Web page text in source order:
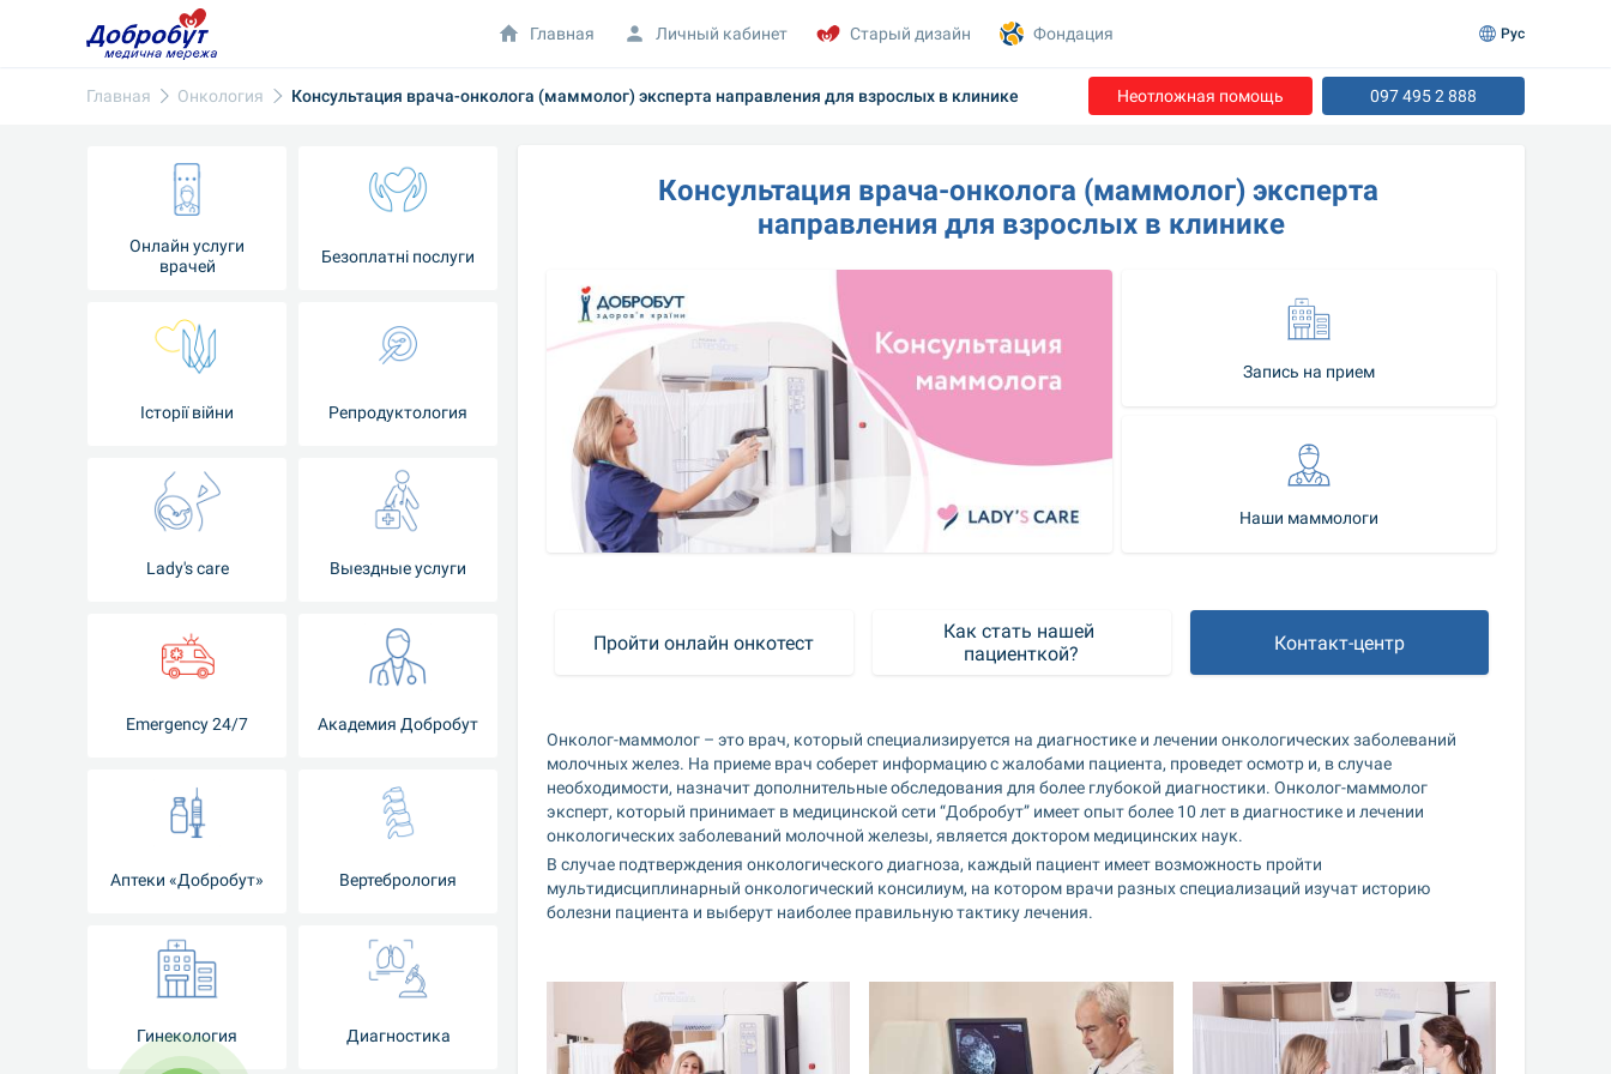
Главная Онкология Консультация врача-онколога (маммолог) эксперта направления для взрослых в клинике Неотложная помощь 097 495 2 888
Онлайн услуги
врачей
Безоплатні послуги
Iсторії війни Репродуктология
Lady's care Выездные услуги
Emergency 24/7 Академия Добробут
Аптеки «Добробут» Вертебрология
Гинекология Диагностика
Консультация врача-онколога (маммолог) эксперта
направления для взрослых в клинике
Запись на прием
Наши маммологи
Пройти онлайн онкотест
Как стать нашей
пациенткой?
Контакт-центр
Онколог-маммолог – это врач, который специализируется на диагностике и лечении онкологических заболеваний
молочных желез. На приеме врач соберет информацию с жалобами пациента, проведет осмотр и, в случае
необходимости, назначит дополнительные обследования для более глубокой диагностики. Онколог-маммолог
эксперт, который принимает в медицинской сети “Добробут” имеет опыт более 10 лет в диагностике и лечении
онкологических заболеваний молочной железы, является доктором медицинских наук.
В случае подтверждения онкологического диагноза, каждый пациент имеет возможность пройти
мультидисциплинарный онкологический консилиум, на котором врачи разных специализаций изучат историю
болезни пациента и выберут наиболее правильную тактику лечения.
Главная Личный кабинет Старый дизайн Фондация Рус